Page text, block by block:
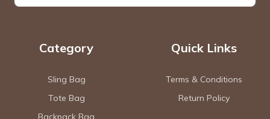
Category
Sling Bag
Tote Bag
Backpack Bag
Quick Links
Terms & Conditions
Return Policy